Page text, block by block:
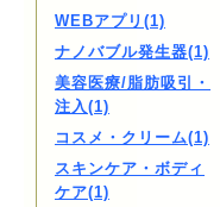
WEBアプリ(1)
ナノバブル発生器(1)
美容医療/脂肪吸引・
注入(1)
コスメ・クリーム(1)
スキンケア・ボディ
ケア(1)